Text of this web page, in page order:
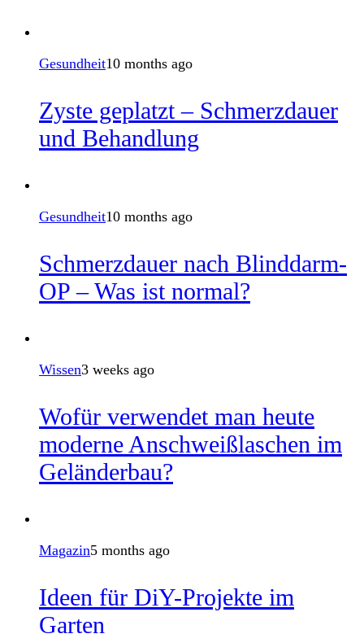
Gesundheit10 months ago
Zyste geplatzt – Schmerzdauer
und Behandlung
Gesundheit10 months ago
Schmerzdauer nach Blinddarm-
OP – Was ist normal?
Wissen3 weeks ago
Wofür verwendet man heute
moderne Anschweißlaschen im
Geländerbau?
Magazin5 months ago
Ideen für DiY-Projekte im
Garten